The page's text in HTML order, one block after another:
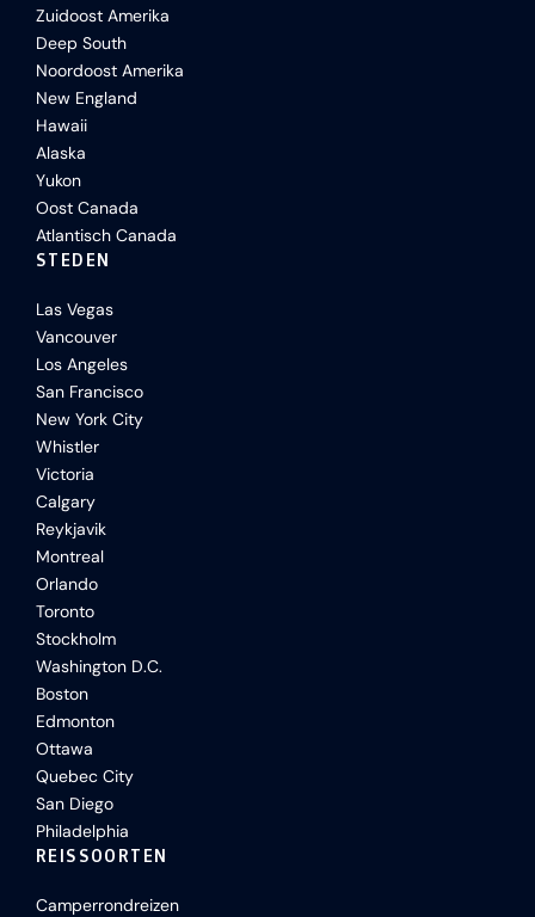
Zuidoost Amerika
Deep South
Noordoost Amerika
New England
Hawaii
Alaska
Yukon
Oost Canada
Atlantisch Canada
STEDEN
Las Vegas
Vancouver
Los Angeles
San Francisco
New York City
Whistler
Victoria
Calgary
Reykjavik
Montreal
Orlando
Toronto
Stockholm
Washington D.C.
Boston
Edmonton
Ottawa
Quebec City
San Diego
Philadelphia
REISSOORTEN
Camperrondreizen